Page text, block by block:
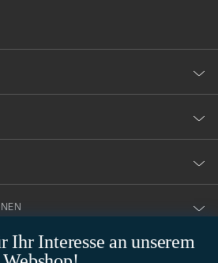
Ihr Interesse an unserem